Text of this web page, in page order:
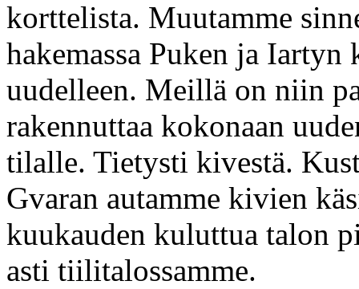
korttelista. Muutamme
hakemassa Puken ja
uudelleen. Meillä on niin
rakennuttaa kokonaan
tilalle. Tietysti kivestä.
Gvaran autamme kivien
kuukauden kuluttua talon
asti tiilitalossamme.